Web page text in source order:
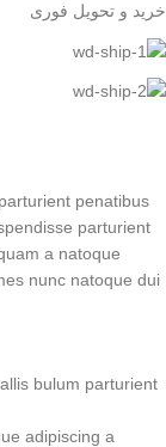
خرید و تحویل فوری
penatibus
parturient
a natoque
nunc natoque dui.
bulum parturient
adipiscing a